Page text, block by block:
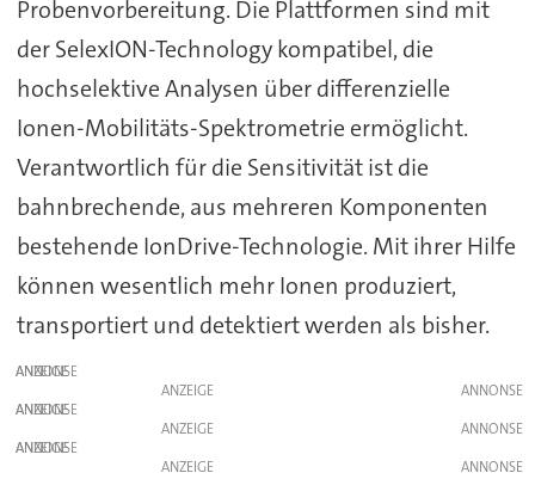
Probenvorbereitung. Die Plattformen sind mit
der SelexION-Technology kompatibel, die
hochselektive Analysen über differenzielle
Ionen-Mobilitäts-Spektrometrie ermöglicht.
Verantwortlich für die Sensitivität ist die
bahnbrechende, aus mehreren Komponenten
bestehende IonDrive-Technologie. Mit ihrer Hilfe
können wesentlich mehr Ionen produziert,
transportiert und detektiert werden als bisher.
ANZEIGE
ANZEIGE
ANZEIGE
ANZEIGE
ANZEIGE
ANZEIGE